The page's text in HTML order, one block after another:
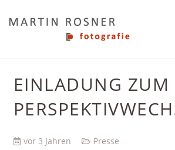
EINLADUNG ZUM
vor 3 Jahren Presse